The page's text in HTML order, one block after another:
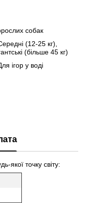
собак
(12-25 кг),
(більше 45 кг)
ігор у воді
якої точку світу: